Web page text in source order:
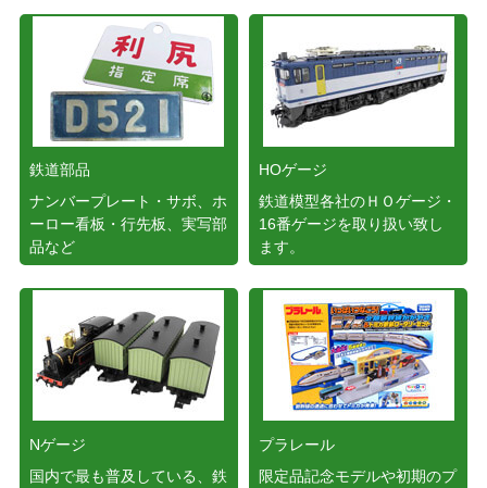
鉄道部品
ナンバープレート・サボ、ホ
ーロー看板・行先板、実写部
品など
HOゲージ
鉄道模型各社のＨＯゲージ・
16番ゲージを取り扱い致し
ます。
Nゲージ
国内で最も普及している、鉄
プラレール
限定品記念モデルや初期のプ